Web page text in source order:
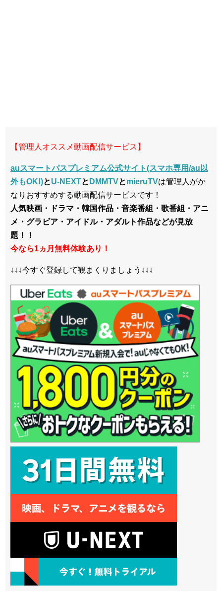
【管理人オススメ動画配信サービス】
auスマートパスプレミアム公式サイト(スマホ専用/au以
外もOK!)とU-NEXTと DMMTVとmieruTVは管理人がか
なりおすすめする動画配信サービスです！
人気映画・ドラマ・韓国作品・音楽番組・歌番組・アニ
メ・グラビア・アイドル・アダルト作品などが見放
題！！
今なら1ヵ月無料体験あり！
↓↓↓今すぐ登録して観まくりましょう↓↓↓